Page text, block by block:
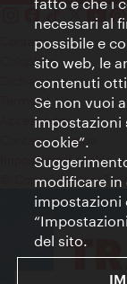
Contatti
Colophon
Dichiarazione sulla
Terms of Use
Accessibilità
Contatto stampa
Impostazioni cookie
© Copyright
necessari al
possibile e
sito web, le
contenuti
Se non vuoi
impostazioni
cookie”.
modificare in
impostazioni
del sito.